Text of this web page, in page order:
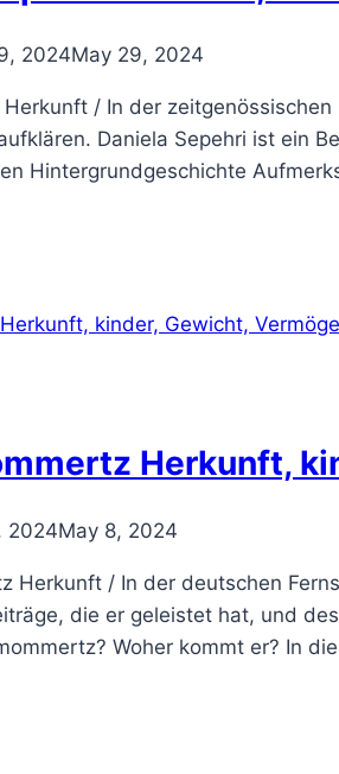
2024May 29, 2024
Herkunft / In der
Daniela Sepehri ist ein
Hintergrundgeschichte
Herkunft,
2024May 8, 2024
Herkunft / In der deutschen
die er geleistet hat, und
Woher kommt er? In